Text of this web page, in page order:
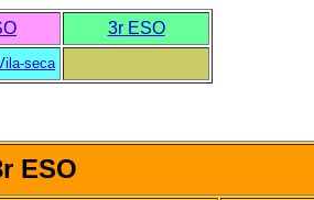
3r ESO
seca
ESO